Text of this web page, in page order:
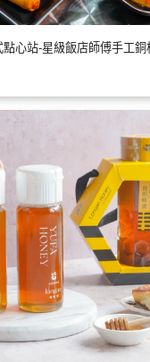
心站-星級飯店師傅手工